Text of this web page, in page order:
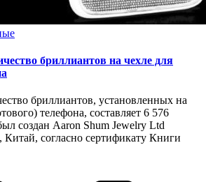
бриллиантов на чехле для
бриллиантов, установленных на
телефона, составляет 6 576
создан Aaron Shum Jewelry Ltd
Китай, согласно сертификату Книги